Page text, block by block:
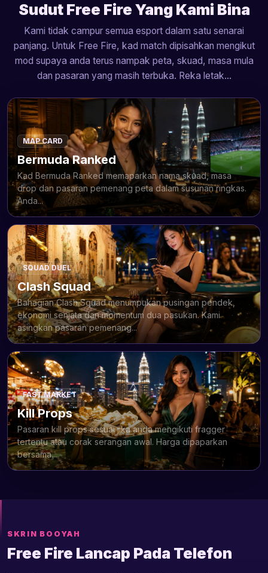
Sudut Free Fire Yang Kami Bina
Kami tidak campur semua esport dalam satu senarai
panjang. Untuk Free Fire, kad match dipisahkan mengikut
mod supaya anda terus nampak peta, skuad, masa mula
dan pasaran yang masih terbuka. Reka letak...
MAP CARD
Bermuda Ranked
Kad Bermuda Ranked memaparkan nama skuad, masa
drop dan pasaran pemenang peta dalam susunan ringkas.
Anda...
SQUAD DUEL
Clash Squad
Bahagian Clash Squad menumpukan pusingan pendek,
ekonomi senjata dan momentum dua pasukan. Kami
asingkan pasaran pemenang...
FAST MARKET
Kill Props
Pasaran kill props sesuai jika anda mengikuti fragger
tertentu atau corak serangan awal. Harga dipaparkan
bersama...
SKRIN BOOYAH
Free Fire Lancap Pada Telefon